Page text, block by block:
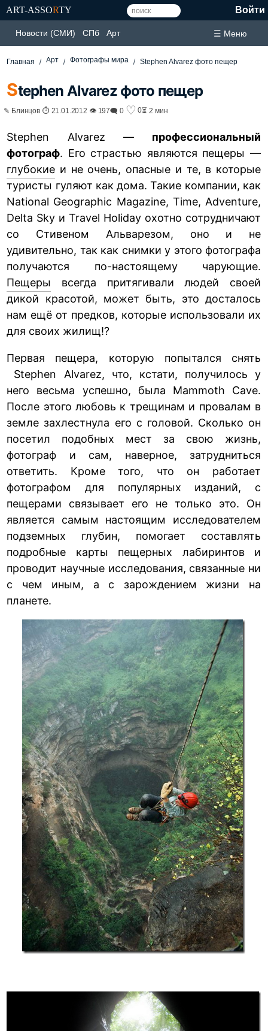
ART-ASSORTY Войти
Новости (СМИ) СПб Арт ☰ Меню
Главная Арт Фотографы мира Stephen Alvarez фото пещер
Stephen Alvarez фото пещер
✎ Блинцов ⏱ 21.01.2012 👁 197🗨 0 ♡ 0⏳ 2 мин
Stephen Alvarez — профессиональный
фотограф. Его страстью являются пещеры —
глубокие и не очень, опасные и те, в которые
туристы гуляют как дома. Такие компании, как
National Geographic Magazine, Time, Adventure,
Delta Sky и Travel Holiday охотно сотрудничают
со Стивеном Альварезом, оно и не
удивительно, так как снимки у этого фотографа
получаются по-настоящему чарующие.
Пещеры всегда притягивали людей своей
дикой красотой, может быть, это досталось
нам ещё от предков, которые использовали их
для своих жилищ!?
Первая пещера, которую попытался снять
Stephen Alvarez, что, кстати, получилось у
него весьма успешно, была Mammoth Cave.
После этого любовь к трещинам и провалам в
земле захлестнула его с головой. Сколько он
посетил подобных мест за свою жизнь,
фотограф и сам, наверное, затрудниться
ответить. Кроме того, что он работает
фотографом для популярных изданий, с
пещерами связывает его не только это. Он
является самым настоящим исследователем
подземных глубин, помогает составлять
подробные карты пещерных лабиринтов и
проводит научные исследования, связанные ни
с чем иным, а с зарождением жизни на
планете.